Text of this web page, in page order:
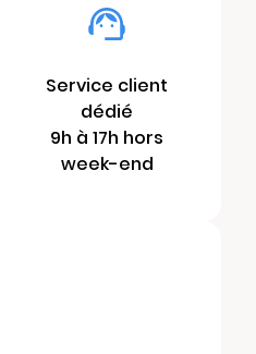
Service client
dédié
9h à 17h hors
week-end